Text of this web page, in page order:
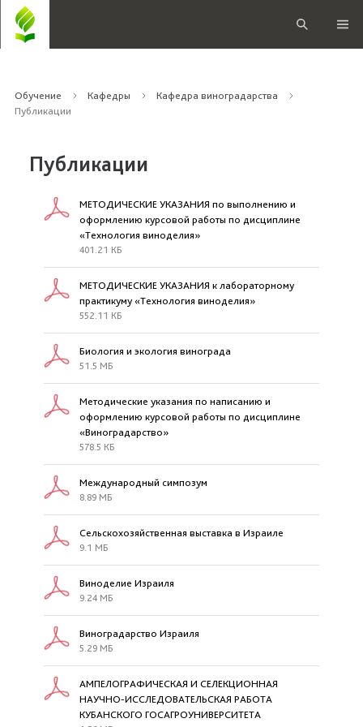
Обучение Кафедры
Кафедра виноградарства
Публикации
Публикации
МЕТОДИЧЕСКИЕ УКАЗАНИЯ по выполнению и
оформлению курсовой работы по дисциплине
«Технология виноделия»
401.21 КБ
МЕТОДИЧЕСКИЕ УКАЗАНИЯ к лабораторному
практикуму «Технология виноделия»
552.11 КБ
Биология и экология винограда
51.5 МБ
Методические указания по написанию и
оформлению курсовой работы по дисциплине
«Виноградарство»
578.5 КБ
Международный симпозум
8.89 МБ
Сельскохозяйственная выставка в Израиле
9.1 МБ
Виноделие Израиля
9.24 МБ
Виноградарство Израиля
5.29 МБ
АМПЕЛОГРАФИЧЕСКАЯ И СЕЛЕКЦИОННАЯ
НАУЧНО-ИССЛЕДОВАТЕЛЬСКАЯ РАБОТА
КУБАНСКОГО ГОСАГРОУНИВЕРСИТЕТА